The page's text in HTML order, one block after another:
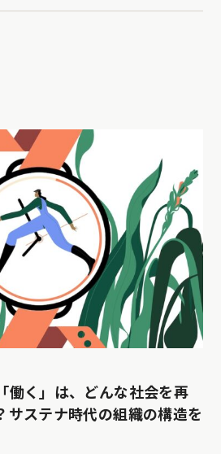
働く」は、どんな社会を再
サステナ時代の組織の構造を